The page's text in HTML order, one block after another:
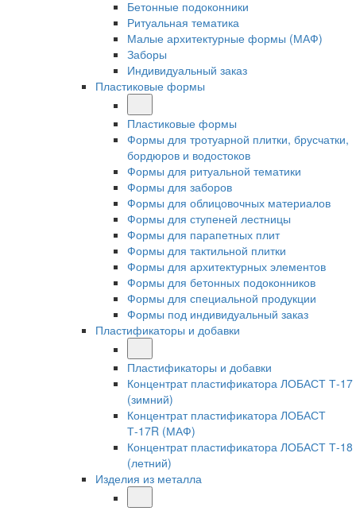
Бетонные подоконники
Ритуальная тематика
Малые архитектурные формы (МАФ)
Заборы
Индивидуальный заказ
Пластиковые формы
Пластиковые формы
Формы для тротуарной плитки, брусчатки,
бордюров и водостоков
Формы для ритуальной тематики
Формы для заборов
Формы для облицовочных материалов
Формы для ступеней лестницы
Формы для парапетных плит
Формы для тактильной плитки
Формы для архитектурных элементов
Формы для бетонных подоконников
Формы для специальной продукции
Формы под индивидуальный заказ
Пластификаторы и добавки
Пластификаторы и добавки
Концентрат пластификатора ЛОБАСТ Т-17
(зимний)
Концентрат пластификатора ЛОБАСТ
Т-17R (МАФ)
Концентрат пластификатора ЛОБАСТ Т-18
(летний)
Изделия из металла